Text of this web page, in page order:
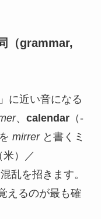
（grammar,
に近い音になる
、 calendar（-
mirrerと書くミ
米）／
乱を招きます。
えるのが最も確